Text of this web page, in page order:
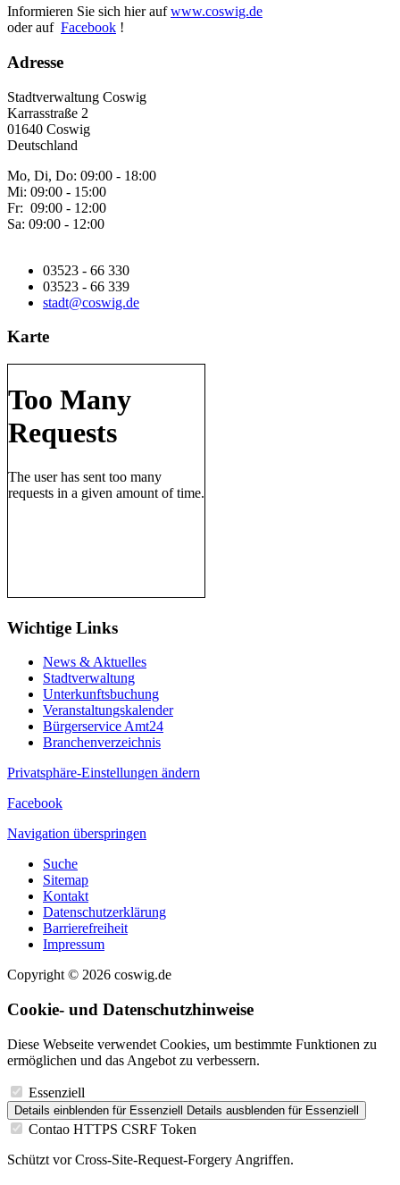
Informieren Sie sich hier aufwww.coswig.de
oder auf Facebook !
Adresse
Stadtverwaltung Coswig
Karrasstraße 2
01640 Coswig
Deutschland
Mo, Di, Do: 09:00 - 18:00
Mi: 09:00 - 15:00
Fr: 09:00 - 12:00
Sa: 09:00 - 12:00
03523 - 66 330
03523 - 66 339
stadt@coswig.de
Karte
Wichtige Links
News & Aktuelles
Stadtverwaltung
Unterkunftsbuchung
Veranstaltungskalender
Bürgerservice Amt24
Branchenverzeichnis
Privatsphäre-Einstellungen ändern
Facebook
Navigation überspringen
Suche
Sitemap
Kontakt
Datenschutzerklärung
Barrierefreiheit
Impressum
Copyright © 2026 coswig.de
Cookie- und Datenschutzhinweise
Diese Webseite verwendet Cookies, um bestimmte Funktionen zu
ermöglichen und das Angebot zu verbessern.
Essenziell
Details einblenden für Essenziell Details ausblenden für Essenziell
Contao HTTPS CSRF Token
Schützt vor Cross-Site-Request-Forgery Angriffen.